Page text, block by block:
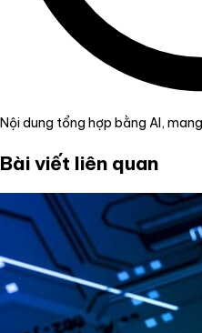
Nội dung tổng hợp bằng AI,
Bài viết liên quan